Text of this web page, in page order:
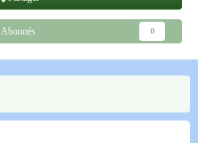
Abonnés 0